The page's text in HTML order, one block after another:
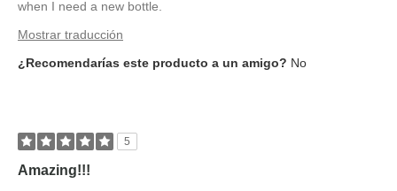
when I need a new bottle.
Mostrar traducción
¿Recomendarías este producto a un amigo? No
5
Amazing!!!